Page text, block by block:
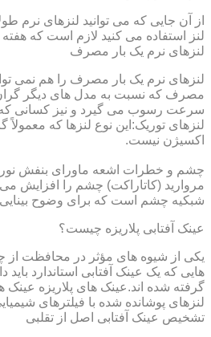
از آن جایی که می توانید لنزهای نرم
لنز استفاده می کنید لازم است که
لنزهای نرم یک بار مصرف
لنزهای نرم یک بار مصرف را هم نمی
مصرف که نسبت به مدل های دیگر گران
سرعت رسوب می گیرد و نیز کسانی که
لنزهای توریک:این نوع لنزها که
اکسیژن نیست.
مروارید (کاتاراکت) چشم را افزایش
شبکیه چشم است که برای وضوح
عینک آفتابی پلاریزه چیست؟
یکی از شیوه های مؤثر در محافظت از
گرفته شده اند.عینک های پلاریزه
لنزهای پوشانده شده با فیلترهای
تشخیص عینک آفتابی اصل از تقلبی